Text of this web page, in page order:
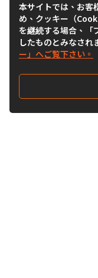
本サイトでは、お客
め、クッキー（
を継続する場合、「
したものとみなされ
ー」へご覧下さい。